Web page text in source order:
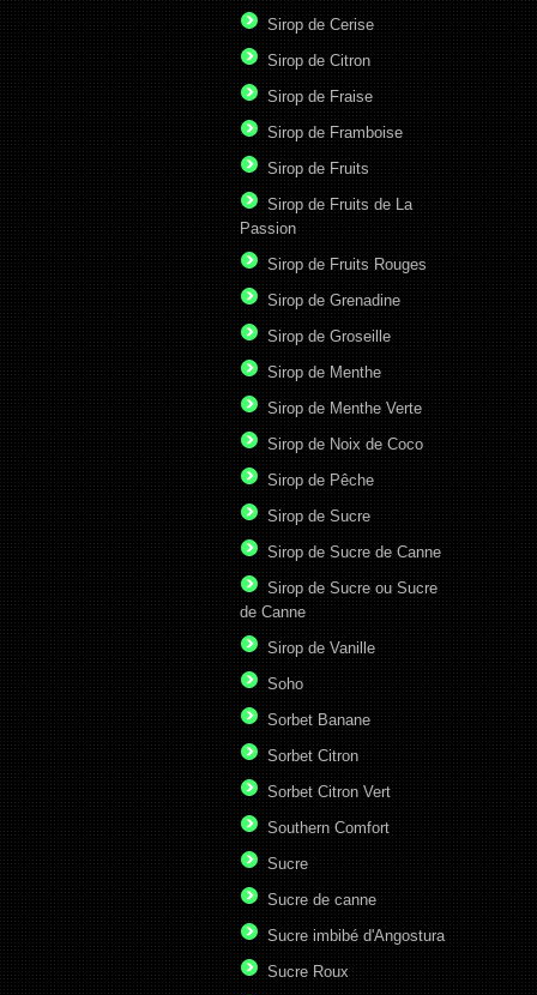
Sirop de Cerise
Sirop de Citron
Sirop de Fraise
Sirop de Framboise
Sirop de Fruits
Sirop de Fruits de La
Passion
Sirop de Fruits Rouges
Sirop de Grenadine
Sirop de Groseille
Sirop de Menthe
Sirop de Menthe Verte
Sirop de Noix de Coco
Sirop de Pêche
Sirop de Sucre
Sirop de Sucre de Canne
Sirop de Sucre ou Sucre
de Canne
Sirop de Vanille
Soho
Sorbet Banane
Sorbet Citron
Sorbet Citron Vert
Southern Comfort
Sucre
Sucre de canne
Sucre imbibé d'Angostura
Sucre Roux